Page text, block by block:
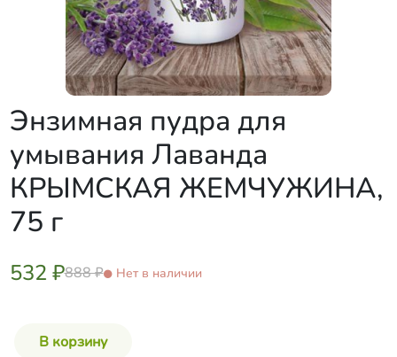
Энзимная пудра для
умывания Лаванда
КРЫМСКАЯ ЖЕМЧУЖИНА,
75 г
532 ₽888 ₽ Нет в наличии